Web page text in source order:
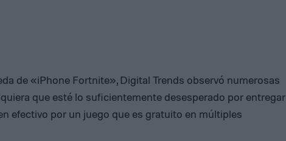
de «iPhone Fortnite», Digital Trends observó numerosas
que esté lo suficientemente desesperado por entregar
efectivo por un juego que es gratuito en múltiples